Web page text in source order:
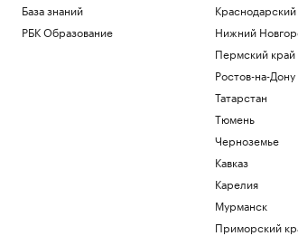
База знаний
РБК Образование
Нижний
Пермский край
Ростов-на-Дону
Татарстан
Тюмень
Черноземье
Кавказ
Карелия
Мурманск
Приморский